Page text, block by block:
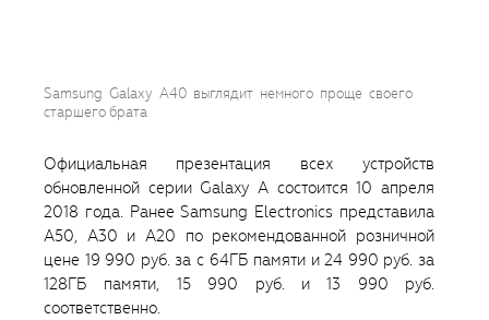
Samsung Galaxy A40 выглядит немного проще своего
старшего брата
Официальная презентация всех устройств
обновленной серии Galaxy A состоится 10 апреля
2018 года. Ранее Samsung Electronics представила
A50, А30 и А20 по рекомендованной розничной
цене 19 990 руб. за с 64ГБ памяти и 24 990 руб. за
128ГБ памяти, 15 990 руб. и 13 990 руб.
соответственно.